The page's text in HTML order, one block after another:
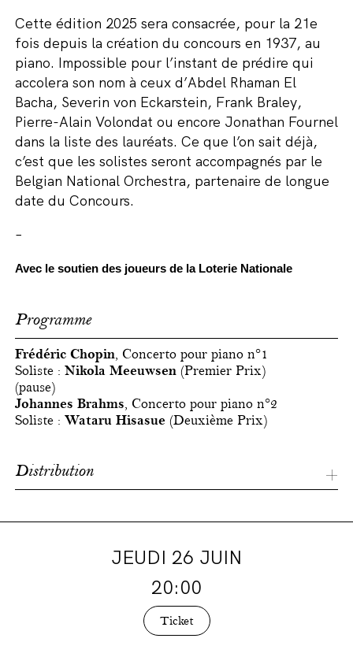
Cette édition 2025 sera consacrée, pour la 21e
fois depuis la création du concours en 1937, au
piano. Impossible pour l’instant de prédire qui
accolera son nom à ceux d’Abdel Rhaman El
Bacha, Severin von Eckarstein, Frank Braley,
Pierre-Alain Volondat ou encore Jonathan Fournel
dans la liste des lauréats. Ce que l’on sait déjà,
c’est que les solistes seront accompagnés par le
Belgian National Orchestra, partenaire de longue
date du Concours.
–
Avec le soutien des joueurs de la Loterie Nationale
Programme
Frédéric Chopin, Concerto pour piano n°1
Soliste : Nikola Meeuwsen (Premier Prix)
(pause)
Johannes Brahms, Concerto pour piano n°2
Soliste : Wataru Hisasue (Deuxième Prix)
Distribution
JEUDI 26 JUIN
20:00
Ticket